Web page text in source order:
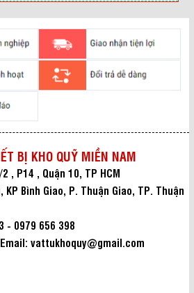
BỊ KHO QUỸ MIỀN NAM
, P14 , Quận 10, TP HCM
Bình Giao, P. Thuận Giao, TP. Thuận
- 0979 656 398
vattukhoquy@gmail.com